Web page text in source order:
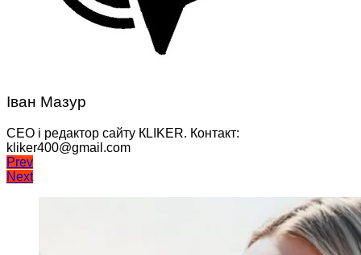
Іван Мазур
CEO і редактор сайту КLIKER. Контакт:
kliker400@gmail.com
Навігація
записів
Prev
Next